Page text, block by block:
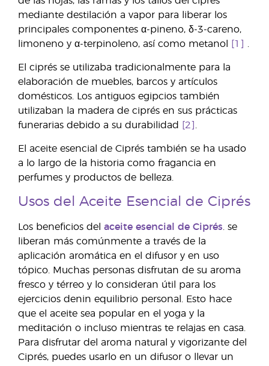
mediante destilación a vapor para liberar los
principales componentes α-pineno, δ-3-careno,
limoneno y α-terpinoleno, así como metanol
[1] .
El ciprés se utilizaba tradicionalmente para la
elaboración de muebles, barcos y artículos
domésticos. Los antiguos egipcios también
utilizaban la madera de ciprés en sus prácticas
funerarias debido a su durabilidad
[2] .
El aceite esencial de Ciprés también se ha usado
a lo largo de la historia como fragancia en
perfumes y productos de belleza.
Usos del Aceite Esencial de Ciprés
Los beneficios del aceite esencial de Ciprés. se
liberan más comúnmente a través de la
aplicación aromática en el difusor y en uso
tópico. Muchas personas disfrutan de su aroma
fresco y térreo y lo consideran útil para los
ejercicios denin equilibrio personal. Esto hace
que el aceite sea popular en el yoga y la
meditación o incluso mientras te relajas en casa.
Para disfrutar del aroma natural y vigorizante del
Ciprés, puedes usarlo en un difusor o llevar un